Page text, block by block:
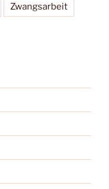
Zwangsarbeit